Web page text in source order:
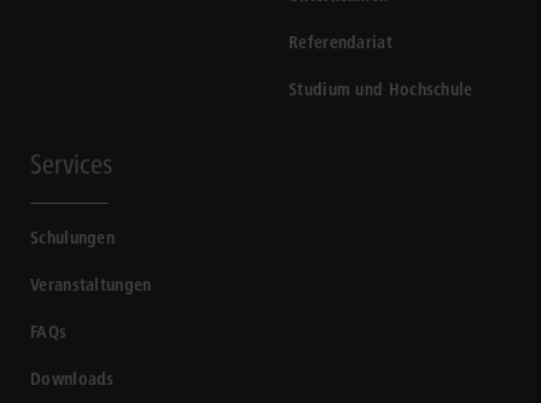
Referendariat
Studium und Hochschule
Services
Schulungen
Veranstaltungen
FAQs
Downloads